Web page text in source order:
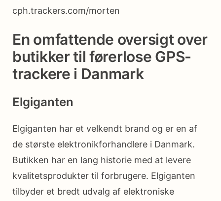
cph.trackers.com/morten
En omfattende oversigt over
butikker til førerlose GPS-
trackere i Danmark
Elgiganten
Elgiganten har et velkendt brand og er en af
de største elektronikforhandlere i Danmark.
Butikken har en lang historie med at levere
kvalitetsprodukter til forbrugere. Elgiganten
tilbyder et bredt udvalg af elektroniske